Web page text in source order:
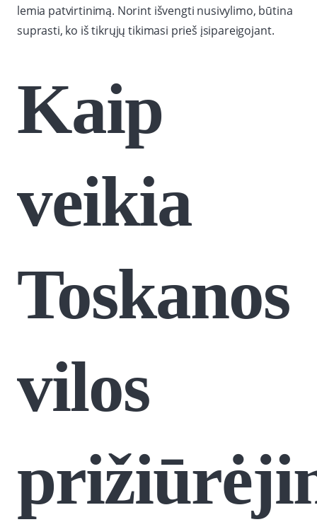
lemia patvirtinimą. Norint išvengti nusivylimo, būtina
suprasti, ko iš tikrųjų tikimasi prieš įsipareigojant.
Kaip
veikia
Toskanos
vilos